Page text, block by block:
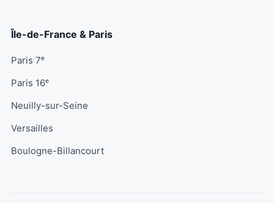
Île-de-France & Paris
Paris 7ᵉ
Paris 16ᵉ
Neuilly-sur-Seine
Versailles
Boulogne-Billancourt